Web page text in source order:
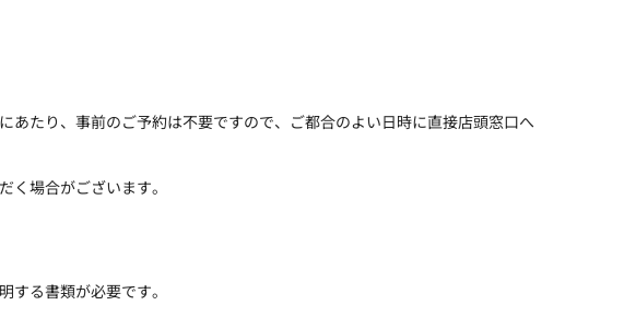
たり、事前のご予約は不要ですので、ご都合のよい日時に直接店頭窓口へ
場合がございます。
る書類が必要です。